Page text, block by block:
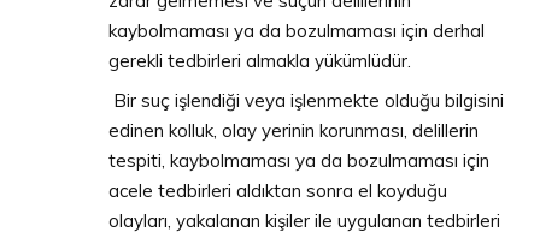
kaybolmaması ya da bozulmaması için derhal
gerekli tedbirleri almakla yükümlüdür.
Bir suç işlendiği veya işlenmekte olduğu bilgisini
edinen kolluk, olay yerinin korunması, delillerin
tespiti, kaybolmaması ya da bozulmaması için
acele tedbirleri aldıktan sonra el koyduğu
olayları, yakalanan kişiler ile uygulanan tedbirleri